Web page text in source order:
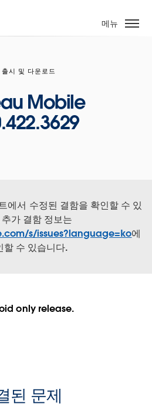
메뉴
시 및 다운로드
Mobile
에서 수정된 결함을 확인할 수 있
가 결함 정보는
s/issues?language=ko에
할 수 있습니다.
only release.
된 문제